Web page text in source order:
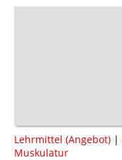
Lehrmittel (Angebot) |
Muskulatur